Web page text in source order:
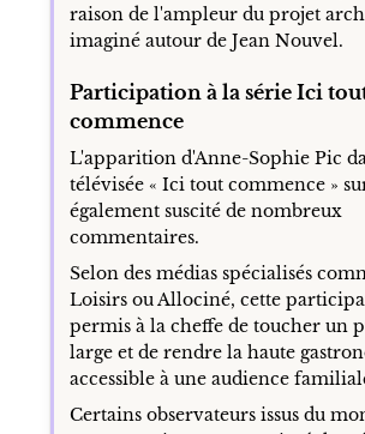
raison de l'ampleur du projet
imaginé autour de Jean Nouvel.
Participation à la série Ici
commence
L'apparition d'Anne-Sophie Pic
télévisée « Ici tout commence »
également suscité de nombreux
commentaires.
Selon des médias spécialisés
Loisirs ou Allociné, cette
permis à la cheffe de toucher un
large et de rendre la haute
accessible à une audience
Certains observateurs issus du